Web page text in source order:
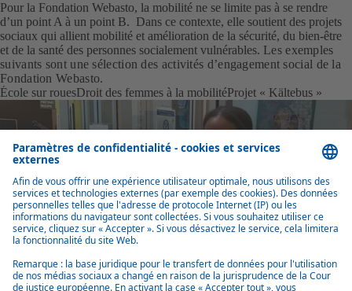
Pour la Fondation Webasto, la mobilité ne se limite pas à se rendre
d’un point A à un point B. Dans ce contexte, elle soutient des projets
sociaux qui allient mobilité et amélioration de la sécurité, du bien-être
et de la santé des personnes socialement vulnérables. Les exemples
suivants sont une sélection des activités d’engagement social de la
Fondation Webasto.
École sur rouesDroit des femmes à la mobilitéProjet « Kältebus »